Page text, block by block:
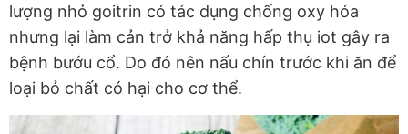
lượng nhỏ goitrin có tác dụng chống oxy hóa
nhưng lại làm cản trở khả năng hấp thụ iot gây ra
bệnh bướu cổ. Do đó nên nấu chín trước khi ăn để
loại bỏ chất có hại cho cơ thể.